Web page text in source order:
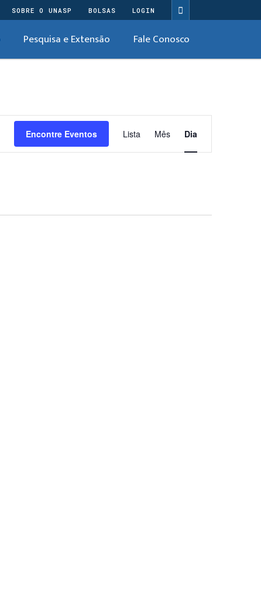
SOBRE O UNASP BOLSAS LOGIN
Pesquisa e Extensão Fale Conosco
Encontre Eventos Navegação
do
visual
Lista Mês Dia